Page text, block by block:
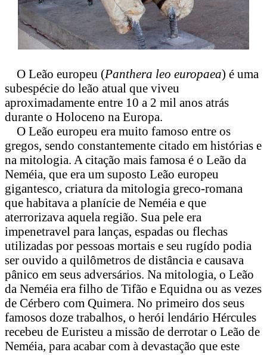
O Leão europeu (Panthera leo europaea) é uma
subespécie do leão atual que viveu
aproximadamente entre 10 a 2 mil anos atrás
durante o Holoceno na Europa.
O Leão europeu era muito famoso entre os
gregos, sendo constantemente citado em histórias e
na mitologia. A citação mais famosa é o Leão da
Neméia, que era um suposto Leão europeu
gigantesco, criatura da mitologia greco-romana
que habitava a planície de Neméia e que
aterrorizava aquela região. Sua pele era
impenetravel para lanças, espadas ou flechas
utilizadas por pessoas mortais e seu rugído podia
ser ouvido a quilômetros de distância e causava
pânico em seus adversários. Na mitologia, o Leão
da Neméia era filho de Tifão e Equidna ou as vezes
de Cérbero com Quimera. No primeiro dos seus
famosos doze trabalhos, o herói lendário Hércules
recebeu de Euristeu a missão de derrotar o Leão de
Neméia, para acabar com à devastação que este